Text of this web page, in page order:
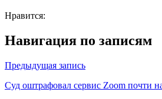
Нравится:
Навигация по записям
Предыдущая запись
Суд оштрафовал сервис Zoom почти